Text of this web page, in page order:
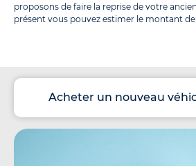
proposons de faire la reprise de votre
présent vous pouvez estimer le montant
Acheter un nouveau